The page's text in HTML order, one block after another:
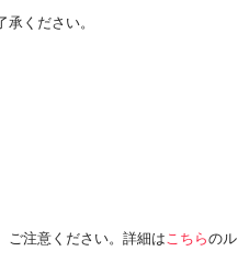
ください。
ご注意ください。詳細はこちらのル